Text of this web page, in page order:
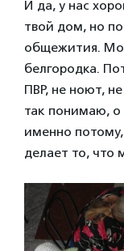
И да, у нас
твой дом, но
общежития.
белгородка.
ПВР, не ноют,
так понимаю,
именно
делает то, что